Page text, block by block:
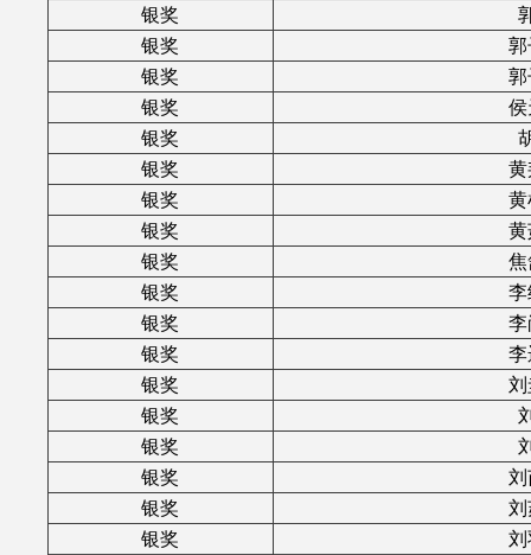
银奖
银奖
银奖
银奖
银奖
银奖
银奖
银奖
银奖
银奖
银奖
银奖
银奖
银奖
银奖
银奖
银奖
银奖